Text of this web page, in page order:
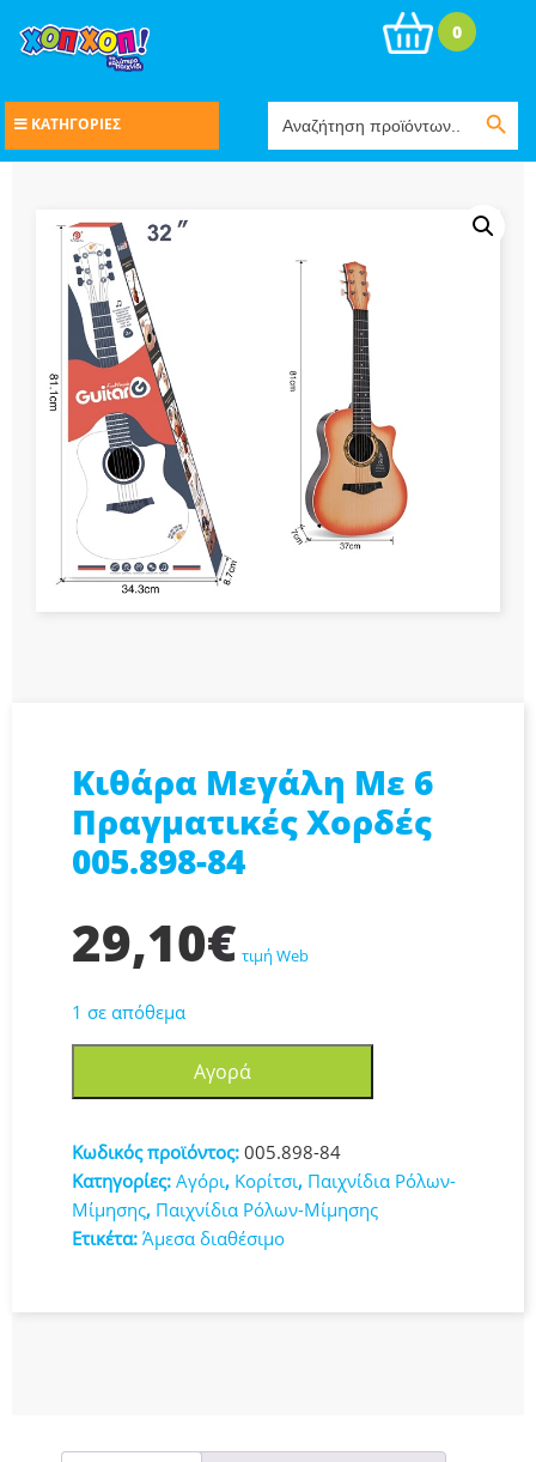
for:
Search Button
0
ΚΑΤΗΓΟΡΙΕΣ
Κιθάρα Μεγάλη Με 6
Πραγματικές Χορδές
005.898-84
29,10€ τιμή Web
1 σε απόθεμα
6
Πραγματικές
Χορδές
005.898-
Αγορά
Κωδικός προϊόντος: 005.898-84
Κατηγορίες: Αγόρι, Κορίτσι, Παιχνίδια Ρόλων-
Μίμησης, Παιχνίδια Ρόλων-Μίμησης
Ετικέτα: Άμεσα διαθέσιμο